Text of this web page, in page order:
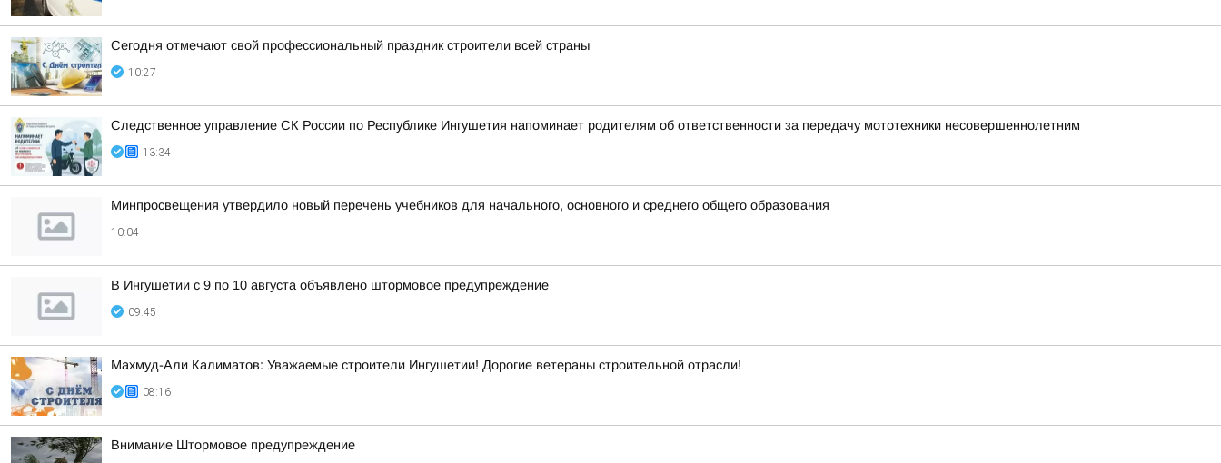
Сегодня отмечают свой профессиональный праздник строители всей страны
10:27
Следственное управление СК России по Республике Ингушетия напоминает родителям об ответственности за передачу мототехники несовершеннолетним
13:34
Минпросвещения утвердило новый перечень учебников для начального, основного и среднего общего образования
10:04
В Ингушетии с 9 по 10 августа объявлено штормовое предупреждение
09:45
Махмуд-Али Калиматов: Уважаемые строители Ингушетии! Дорогие ветераны строительной отрасли!
08:16
Внимание Штормовое предупреждение